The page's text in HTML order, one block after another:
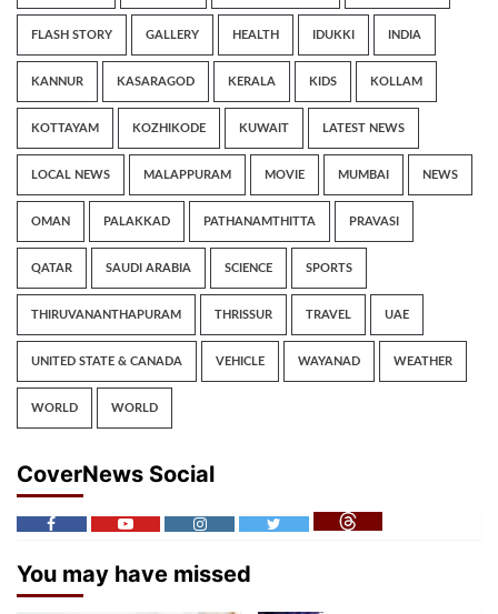
FLASH STORY GALLERY HEALTH IDUKKI INDIA
KANNUR KASARAGOD KERALA KIDS KOLLAM
KOTTAYAM KOZHIKODE KUWAIT LATEST NEWS
LOCAL NEWS MALAPPURAM MOVIE MUMBAI NEWS
OMAN PALAKKAD PATHANAMTHITTA PRAVASI
QATAR SAUDI ARABIA SCIENCE SPORTS
THIRUVANANTHAPURAM THRISSUR TRAVEL UAE
UNITED STATE & CANADA VEHICLE WAYANAD WEATHER
WORLD WORLD
CoverNews Social
You may have missed